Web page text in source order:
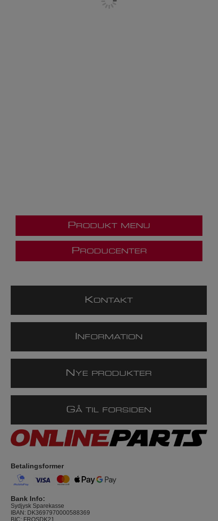
P RODUKT MENU
P RODUCENTER
K ONTAKT
NFORMATION
N YE PRODUKTER
GÅ TIL FORSIDEN
Betalingsformer
Bank Info:
Sydjysk Sparekasse
IBAN: DK3697970000588369
BIC: FROSDK21